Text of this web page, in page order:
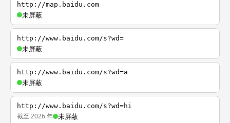
http://map.baidu.com
未屏蔽
http://www.baidu.com/s?wd=
未屏蔽
http://www.baidu.com/s?wd=a
未屏蔽
http://www.baidu.com/s?wd=hi
截至 2026 年 未屏蔽